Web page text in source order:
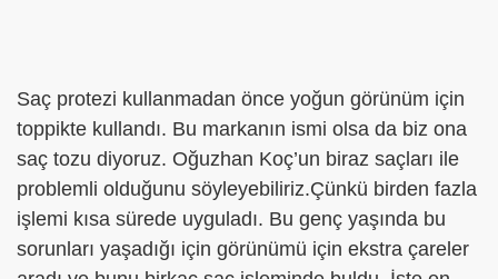
Saç protezi kullanmadan önce yoğun görünüm için
toppikte kullandı. Bu markanın ismi olsa da biz ona
saç tozu diyoruz. Oğuzhan Koç’un biraz saçları ile
problemli olduğunu söyleyebiliriz.Çünkü birden fazla
işlemi kısa sürede uyguladı. Bu genç yaşında bu
sorunları yaşadığı için görünümü için ekstra çareler